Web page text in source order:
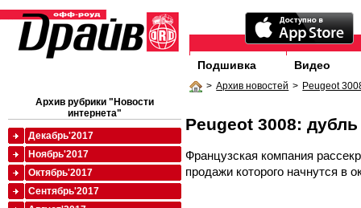
Подшивка Видео
> Архив новостей > Peugeot
Peugeot 3008:
Французская компания
продажи которого начнутся в
Архив рубрики "Новости
интернета"
Декабрь'2017
Ноябрь'2017
Октябрь'2017
Сентябрь'2017